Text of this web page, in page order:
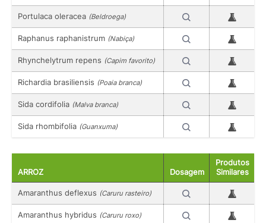
Portulaca oleracea (Beldroega)
Raphanus raphanistrum (Nabiça)
Rhynchelytrum repens (Capim favorito)
Richardia brasiliensis (Poaia branca)
Sida cordifolia (Malva branca)
Sida rhombifolia (Guanxuma)
ARROZ Dosagem
Produtos
Similares
Amaranthus deflexus (Caruru rasteiro)
Amaranthus hybridus (Caruru roxo)